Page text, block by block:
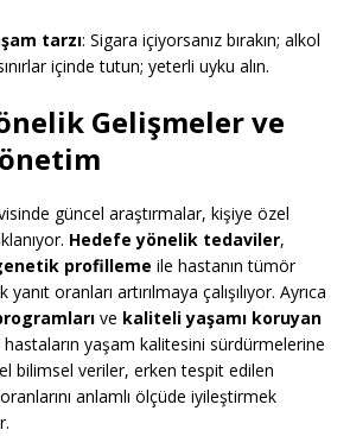
tarzı: Sigara içiyorsanız bırakın; alkol
içinde tutun; yeterli uyku alın.
Gelişmeler ve
güncel araştırmalar, kişiye özel
Hedefe yönelik tedaviler,
profilleme ile hastanın tümör
oranları artırılmaya çalışılıyor. Ayrıca
ve kaliteli yaşamı koruyan
hastaların yaşam kalitesini sürdürmelerine
bilimsel veriler, erken tespit edilen
anlamlı ölçüde iyileştirmek